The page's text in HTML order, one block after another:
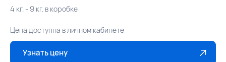
4 кг. - 9 кг. в коробке
Цена доступна в личном кабинете
Узнать цену